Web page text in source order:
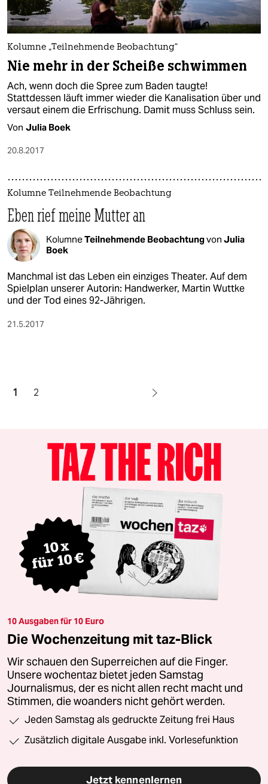
Kolumne „Teilnehmende Beobachtung“
Nie mehr in der Scheiße schwimmen
Ach, wenn doch die Spree zum Baden taugte!
Stattdessen läuft immer wieder die Kanalisation über und
versaut einem die Erfrischung. Damit muss Schluss sein.
Von Julia Boek
20.8.2017
Kolumne Teilnehmende Beobachtung
Eben rief meine Mutter an
KolumneTeilnehmende Beobachtungvon Julia
Boek
Manchmal ist das Leben ein einziges Theater. Auf dem
Spielplan unserer Autorin: Handwerker, Martin Wuttke
und der Tod eines 92-Jährigen.
21.5.2017
1 2
10 Ausgaben für 10 Euro
Die Wochenzeitung mit taz-Blick
Wir schauen den Superreichen auf die Finger.
Unsere wochentaz bietet jeden Samstag
Journalismus, der es nicht allen recht macht und
Stimmen, die woanders nicht gehört werden.
Jeden Samstag als gedruckte Zeitung frei Haus
Zusätzlich digitale Ausgabe inkl. Vorlesefunktion
Jetzt kennenlernen